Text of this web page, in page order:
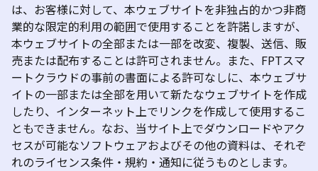
は、お客様に対して、本ウェブサイトを非独占的かつ非商
業的な限定的利用の範囲で使用することを許諾しますが、
本ウェブサイトの全部または一部を改変、複製、送信、販
売または配布することは許可されません。また、FPTスマ
ートクラウドの事前の書面による許可なしに、本ウェブサ
イトの一部または全部を用いて新たなウェブサイトを作成
したり、インターネット上でリンクを作成して使用するこ
ともできません。なお、当サイト上でダウンロードやアク
セスが可能なソフトウェアおよびその他の資料は、それぞ
れのライセンス条件・規約・通知に従うものとします。